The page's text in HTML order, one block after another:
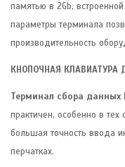
памятью в 2Gb,
параметры терминала
производительность
КНОПОЧНАЯ
Терминал сбора данных
практичен, особенно в
большая точность ввода
перчатках.